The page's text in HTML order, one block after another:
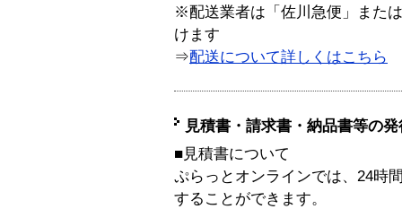
※配送業者は「佐川急便」また
けます
⇒配送について詳しくはこちら
見積書・請求書・納品書等の
■見積書について
ぷらっとオンラインでは、24時
することができます。